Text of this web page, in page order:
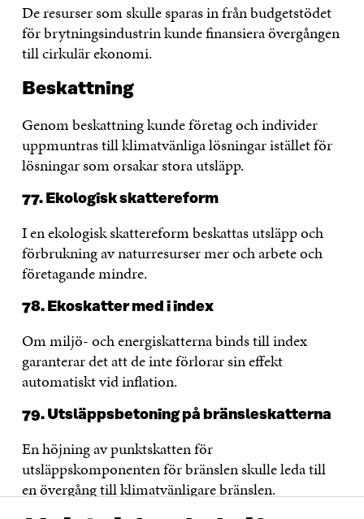
De resurser som skulle sparas in från budgetstödet
för brytningsindustrin kunde finansiera övergången
till cirkulär ekonomi.
Beskattning
Genom beskattning kunde företag och individer
uppmuntras till klimatvänliga lösningar istället för
lösningar som orsakar stora utsläpp.
77. Ekologisk skattereform
I en ekologisk skattereform beskattas utsläpp och
förbrukning av naturresurser mer och arbete och
företagande mindre.
78. Ekoskatter med i index
Om miljö- och energiskatterna binds till index
garanterar det att de inte förlorar sin effekt
automatiskt vid inflation.
79. Utsläppsbetoning på bränsleskatterna
En höjning av punktskatten för
utsläppskomponenten för bränslen skulle leda till
en övergång till klimatvänligare bränslen.